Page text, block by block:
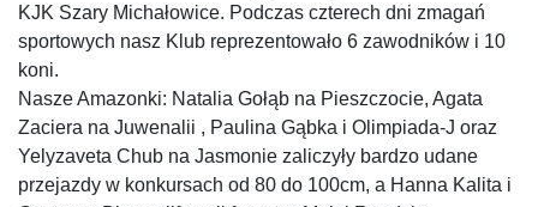
KJK Szary Michałowice. Podczas czterech dni zmagań
sportowych nasz Klub reprezentowało 6 zawodników i 10
koni.
Nasze Amazonki: Natalia Gołąb na Pieszczocie, Agata
Zaciera na Juwenalii , Paulina Gąbka i Olimpiada-J oraz
Yelyzaveta Chub na Jasmonie zaliczyły bardzo udane
przejazdy w konkursach od 80 do 100cm, a Hanna Kalita i